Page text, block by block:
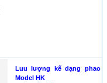
Luu lượng kế dạng phao
Model HK